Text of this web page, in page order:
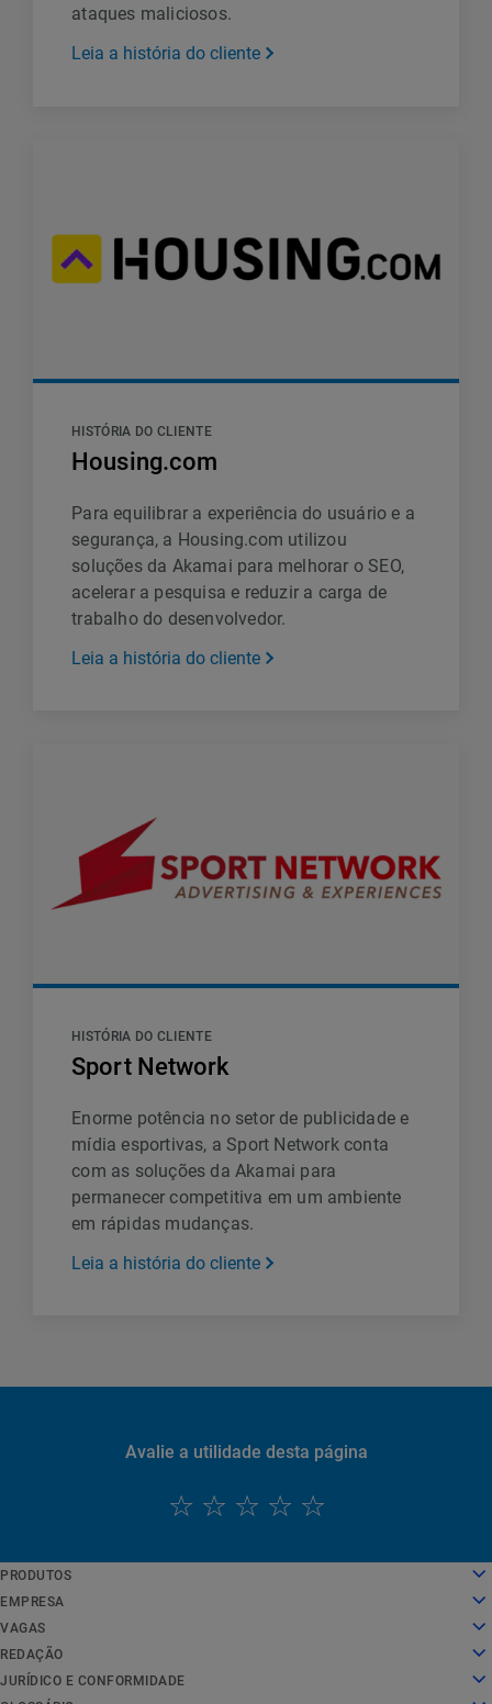
ataques maliciosos.
Leia a história do cliente
HISTÓRIA DO CLIENTE
Housing.com
Para equilibrar a experiência do usuário e a
segurança, a Housing.com utilizou
soluções da Akamai para melhorar o SEO,
acelerar a pesquisa e reduzir a carga de
trabalho do desenvolvedor.
Leia a história do cliente
HISTÓRIA DO CLIENTE
Sport Network
Enorme potência no setor de publicidade e
mídia esportivas, a Sport Network conta
com as soluções da Akamai para
permanecer competitiva em um ambiente
em rápidas mudanças.
Leia a história do cliente
Avalie a utilidade desta página
PRODUTOS
Computação em nuvem
Segurança
Entrega de conteúdo
Todos os produtos e avaliações
Serviços globais
EMPRESA
Sobre nós
História
Liderança
Prêmios
VAGAS
Vagas
O trabalho na Akamai
Estudantes e recém-formados
REDAÇÃO
Redação
Comunicados à imprensa
JURÍDICO E CONFORMIDADE
Jurídico
English
Deutsch
Español
Français
Italiano